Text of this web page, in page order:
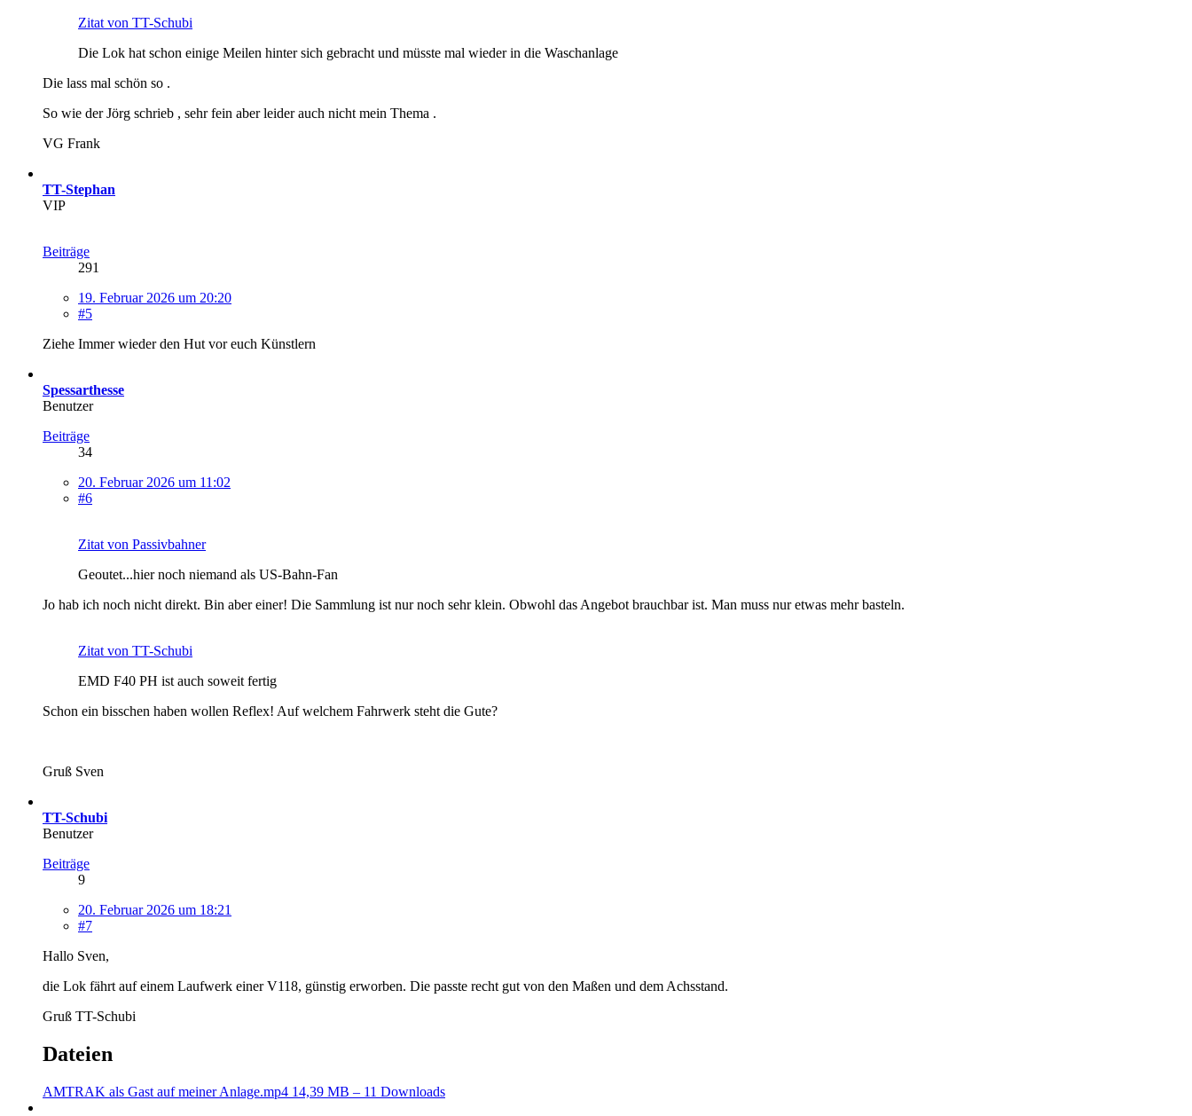
Zitat von TT-Schubi
Die Lok hat schon einige Meilen hinter sich gebracht und müsste mal wieder in die Waschanlage
Die lass mal schön so .
So wie der Jörg schrieb , sehr fein aber leider auch nicht mein Thema .
VG Frank
TT-Stephan
VIP
Beiträge
291
19. Februar 2026 um 20:20
#5
Ziehe Immer wieder den Hut vor euch Künstlern
Spessarthesse
Benutzer
Beiträge
34
20. Februar 2026 um 11:02
#6
Zitat von Passivbahner
Geoutet...hier noch niemand als US-Bahn-Fan
Jo hab ich noch nicht direkt. Bin aber einer! Die Sammlung ist nur noch sehr klein. Obwohl das Angebot brauchbar ist. Man muss nur etwas mehr basteln.
Zitat von TT-Schubi
EMD F40 PH ist auch soweit fertig
Schon ein bisschen haben wollen Reflex! Auf welchem Fahrwerk steht die Gute?
Gruß Sven
TT-Schubi
Benutzer
Beiträge
9
20. Februar 2026 um 18:21
#7
Hallo Sven,
die Lok fährt auf einem Laufwerk einer V118, günstig erworben. Die passte recht gut von den Maßen und dem Achsstand.
Gruß TT-Schubi
Dateien
AMTRAK als Gast auf meiner Anlage.mp4 14,39 MB – 11 Downloads